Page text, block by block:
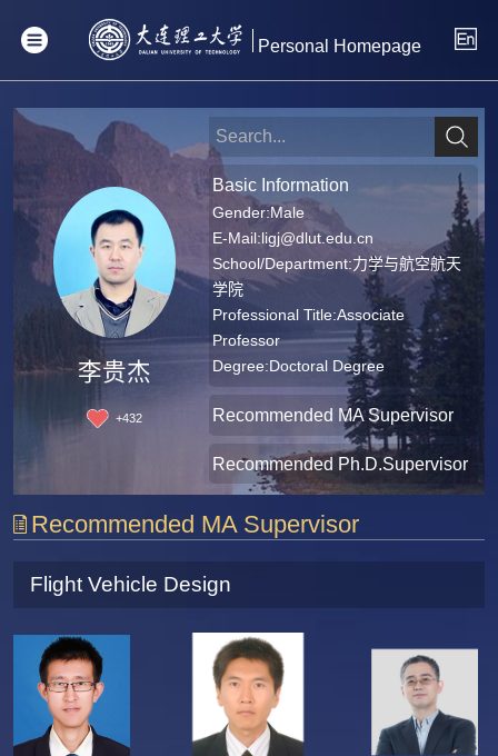
Personal Homepage
李贵杰
+432
Basic Information
Gender:Male
E-Mail:ligj@dlut.edu.cn
School/Department:力学与航空航天
学院
Professional Title:Associate
Professor
Degree:Doctoral Degree
Recommended MA Supervisor
Recommended Ph.D.Supervisor
Recommended MA Supervisor
Flight Vehicle Design